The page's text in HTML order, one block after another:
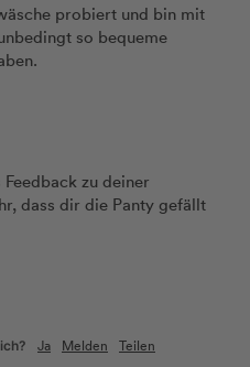
probiert und bin mit
so bequeme
zu deiner
dass dir die Panty gefällt
Ja Melden
Teilen